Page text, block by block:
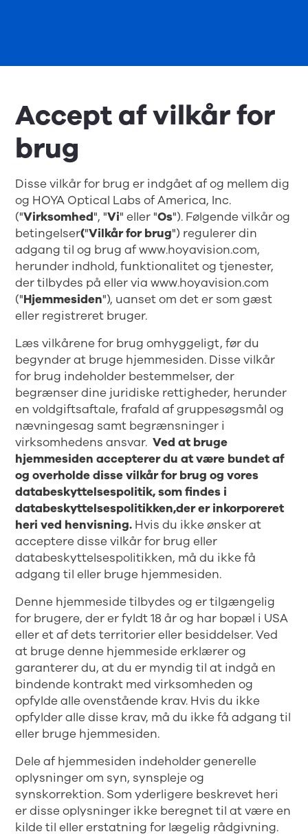
Accept af vilkår for
brug
Disse vilkår for brug er indgået af og mellem dig
og HOYA Optical Labs of America, Inc.
("Virksomhed", "Vi" eller "Os"). Følgende vilkår og
betingelser("Vilkår for brug") regulerer din
adgang til og brug af www.hoyavision.com,
herunder indhold, funktionalitet og tjenester,
der tilbydes på eller viawww.hoyavision.com
("Hjemmesiden"), uanset om det er som gæst
eller registreret bruger.
Læs vilkårene for brug omhyggeligt, før du
begynder at bruge hjemmesiden. Disse vilkår
for brug indeholder bestemmelser, der
begrænser dine juridiske rettigheder, herunder
en voldgiftsaftale, frafald af gruppesøgsmål og
nævningesag samt begrænsninger i
virksomhedens ansvar. Ved at bruge
hjemmesiden accepterer du at være bundet af
og overholde disse vilkår for brug og vores
databeskyttelsespolitik, som findes i
databeskyttelsespolitikken,der er inkorporeret
heri ved henvisning. Hvis du ikke ønsker at
acceptere disse vilkår for brug eller
databeskyttelsespolitikken, må du ikke få
adgang til eller bruge hjemmesiden.
Denne hjemmeside tilbydes og er tilgængelig
for brugere, der er fyldt 18 år og har bopæl i USA
eller et af dets territorier eller besiddelser. Ved
at bruge denne hjemmeside erklærer og
garanterer du, at du er myndig til at indgå en
bindende kontrakt med virksomheden og
opfylde alle ovenstående krav. Hvis du ikke
opfylder alle disse krav, må du ikke få adgang til
eller bruge hjemmesiden.
Dele af hjemmesiden indeholder generelle
oplysninger om syn, synspleje og
synskorrektion. Som yderligere beskrevet heri
er disse oplysninger ikke beregnet til at være en
kilde til eller erstatning for lægelig rådgivning.